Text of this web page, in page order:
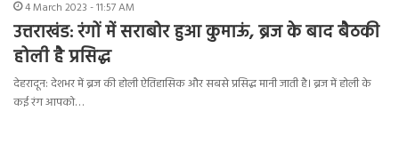
4 March 2023 - 11:57 AM
उत्तराखंड: रंगों में सराबोर हुआ कुमाऊं, ब्रज के बाद बैठकी
होली है प्रसिद्ध
देहरादून: देशभर में ब्रज की होली ऐतिहासिक और सबसे प्रसिद्ध मानी जाती है। ब्रज में होली के
कई रंग आपको…